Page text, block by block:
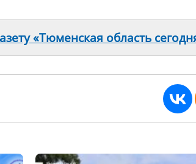
«Тюменская область